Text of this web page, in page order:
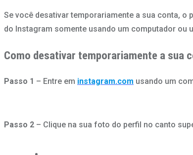
Se você desativar temporariamente a sua conta,
do Instagram somente usando um computador ou
Como desativar temporariamente a sua
Passo 1 – Entre em instagram.com usando um
Passo 2 – Clique na sua foto do perfil no canto